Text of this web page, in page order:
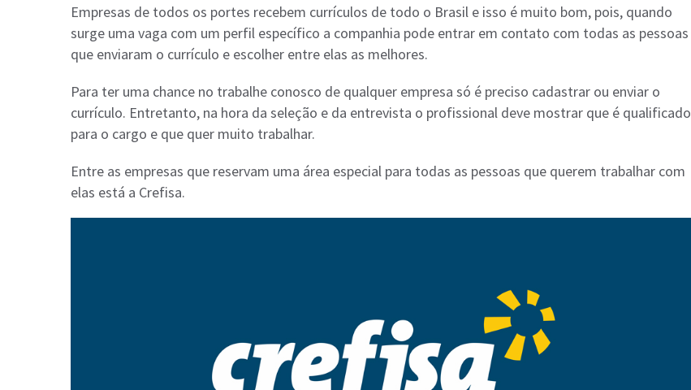
Empresas de todos os portes recebem currículos de todo o Brasil e isso é muito bom, pois, quando
surge uma vaga com um perfil específico a companhia pode entrar em contato com todas as pessoas
que enviaram o currículo e escolher entre elas as melhores.
Para ter uma chance no trabalhe conosco de qualquer empresa só é preciso cadastrar ou enviar o
currículo. Entretanto, na hora da seleção e da entrevista o profissional deve mostrar que é qualificado
para o cargo e que quer muito trabalhar.
Entre as empresas que reservam uma área especial para todas as pessoas que querem trabalhar com
elas está a Crefisa.